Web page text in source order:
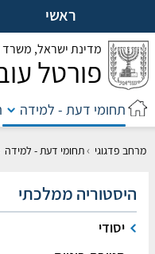
ראשי
מדינת ישראל, משרד
פורטל
תחומי דעת - למידה
מרחב פדגוגי ›תחומי דעת - למידה
היסטוריה ממלכתי
יסודי